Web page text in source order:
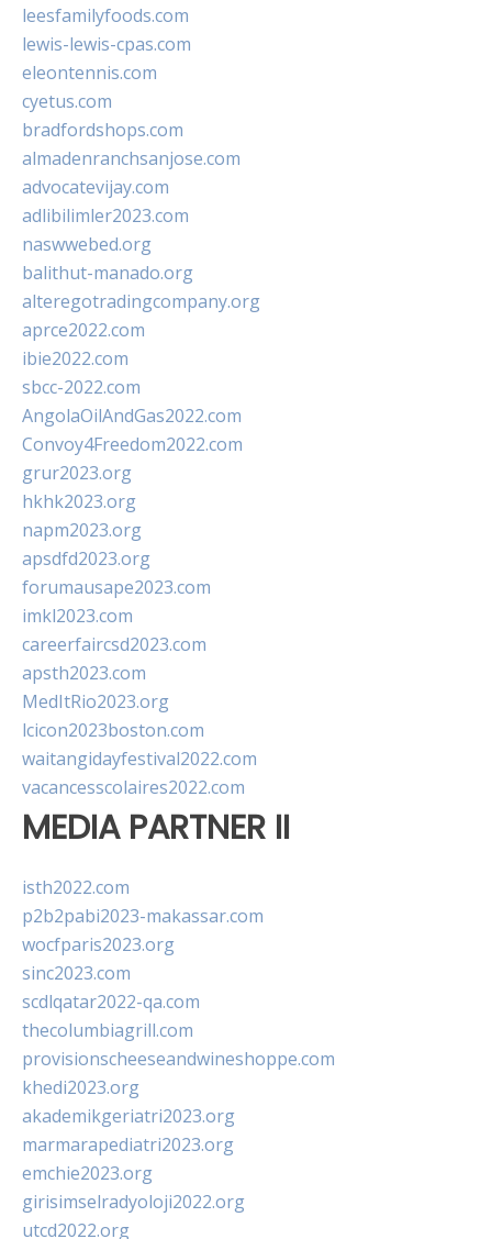
leesfamilyfoods.com
lewis-lewis-cpas.com
eleontennis.com
cyetus.com
bradfordshops.com
almadenranchsanjose.com
advocatevijay.com
adlibilimler2023.com
naswwebed.org
balithut-manado.org
alteregotradingcompany.org
aprce2022.com
ibie2022.com
sbcc-2022.com
AngolaOilAndGas2022.com
Convoy4Freedom2022.com
grur2023.org
hkhk2023.org
napm2023.org
apsdfd2023.org
forumausape2023.com
imkl2023.com
careerfaircsd2023.com
apsth2023.com
MedItRio2023.org
lcicon2023boston.com
waitangidayfestival2022.com
vacancesscolaires2022.com
MEDIA PARTNER II
isth2022.com
p2b2pabi2023-makassar.com
wocfparis2023.org
sinc2023.com
scdlqatar2022-qa.com
thecolumbiagrill.com
provisionscheeseandwineshoppe.com
khedi2023.org
akademikgeriatri2023.org
marmarapediatri2023.org
emchie2023.org
girisimselradyoloji2022.org
utcd2022.org